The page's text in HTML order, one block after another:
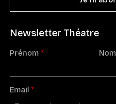
Newsletter Théatre
Prénom * Nom
Email *